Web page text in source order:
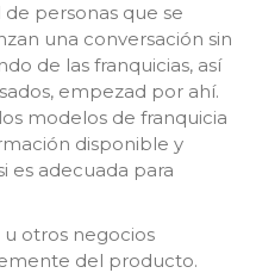
personas que se
una conversación sin
de las franquicias, así
empezad por ahí.
modelos de franquicia
disponible y
es adecuada para
otros negocios
del producto.